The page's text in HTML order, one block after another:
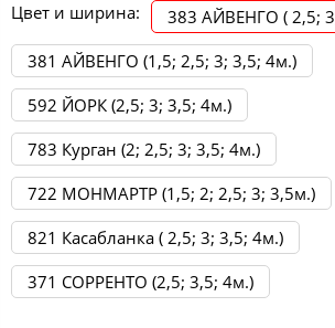
Цвет и ширина:
383 АЙВЕНГО ( 2,5;
381 АЙВЕНГО (1,5; 2,5; 3; 3,5; 4м.)
592 ЙОРК (2,5; 3; 3,5; 4м.)
783 Курган (2; 2,5; 3; 3,5; 4м.)
722 МОНМАРТР (1,5; 2; 2,5; 3; 3,5м.)
821 Касабланка ( 2,5; 3; 3,5; 4м.)
371 СОРРЕНТО (2,5; 3,5; 4м.)